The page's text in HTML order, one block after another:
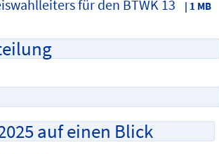
für den BTWK 13
| 1 MB
auf einen Blick